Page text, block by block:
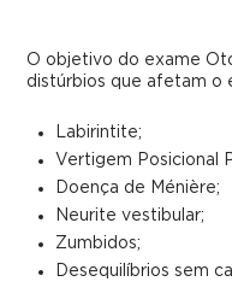
O objetivo do exame
distúrbios que afetam o
Labirintite;
Vertigem Posicional
Doença de Ménière;
Neurite vestibular;
Zumbidos;
Desequilíbrios sem